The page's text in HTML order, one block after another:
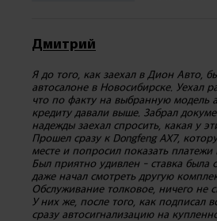
Дмитрий
Я до того, как заехал в Дион Авто,
автосалоне в Новосибирске. Уехал
что по факту на выбранную модель
кредиту давали выше. Забрал
надежды заехал спросить, какая у
Прошел сразу к Dongfeng AX7,
месте и попросил показать платежи
Был приятно удивлен - ставка была
даже начал смотреть другую
Обслуживание толковое, ничего не
У них же, после того, как подписал
сразу автосигнализацию на